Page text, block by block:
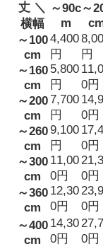
丈 ＼
横幅
～90c
m
～
～100
cm
4,400
円
円
～160
cm
5,800
円
0円
～200
cm
7,700
円
0円
～260
cm
9,100
円
0円
～300
cm
11,00
0円
0円
～360
cm
12,30
0円
0円
～400
cm
14,30
0円
0円